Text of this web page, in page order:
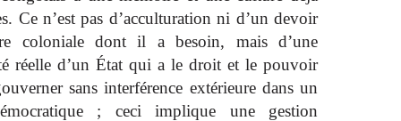
Ce n’est pas d’acculturation ni d’un devoir
coloniale dont il a besoin, mais d’une
réelle d’un État qui a le droit et le pouvoir
sans interférence extérieure dans un
; ceci implique une gestion